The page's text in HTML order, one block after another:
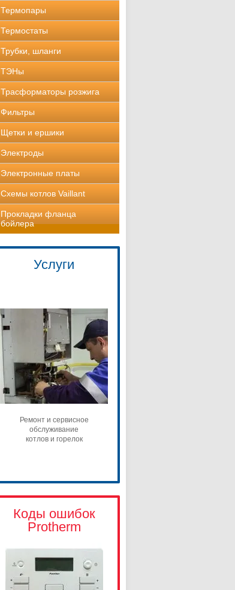
Термопары
Термостаты
Трубки, шланги
ТЭНы
Трасформаторы розжига
Фильтры
Щетки и ершики
Электроды
Электронные платы
Схемы котлов Vaillant
Прокладки фланца
бойлера
Услуги
Ремонт и сервисное
обслуживание
котлов и горелок
Коды ошибок
Protherm